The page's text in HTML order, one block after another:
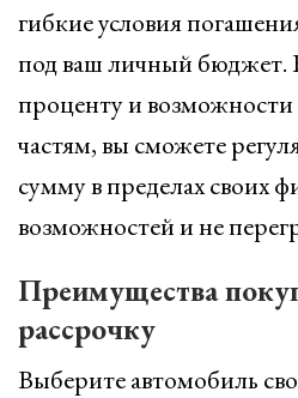
гибкие условия
под ваш личный бюджет.
проценту и
частям, вы сможете
сумму в пределах своих
возможностей и не
Преимущества
рассрочку
Выберите автомобиль